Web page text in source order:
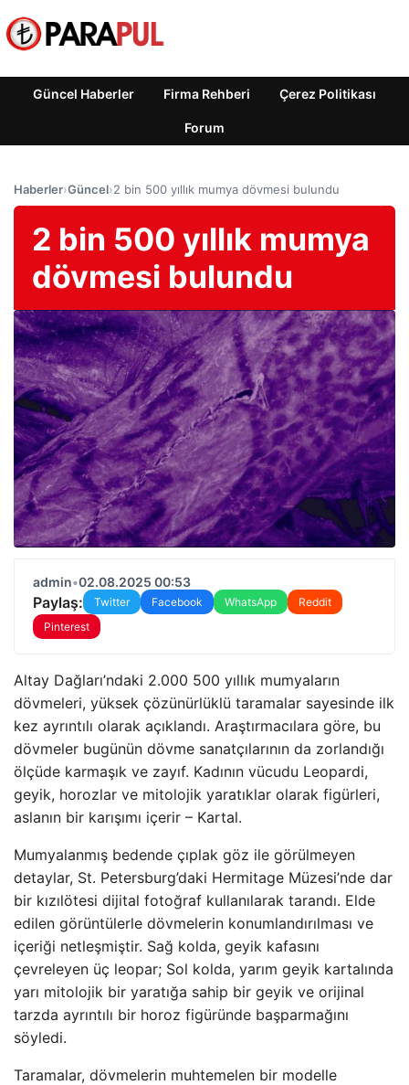
Güncel Haberler Firma Rehberi Çerez Politikası
Forum
Haberler›Güncel›2 bin 500 yıllık mumya dövmesi bulundu
2 bin 500 yıllık mumya
dövmesi bulundu
admin•02.08.2025 00:53
Paylaş: Twitter Facebook WhatsApp
Reddit
Pinterest
Altay Dağları’ndaki 2.000 500 yıllık mumyaların
dövmeleri, yüksek çözünürlüklü taramalar sayesinde ilk
kez ayrıntılı olarak açıklandı. Araştırmacılara göre, bu
dövmeler bugünün dövme sanatçılarının da zorlandığı
ölçüde karmaşık ve zayıf. Kadının vücudu Leopardi,
geyik, horozlar ve mitolojik yaratıklar olarak figürleri,
aslanın bir karışımı içerir – Kartal.
Mumyalanmış bedende çıplak göz ile görülmeyen
detaylar, St. Petersburg’daki Hermitage Müzesi’nde dar
bir kızılötesi dijital fotoğraf kullanılarak tarandı. Elde
edilen görüntülerle dövmelerin konumlandırılması ve
içeriği netleşmiştir. Sağ kolda, geyik kafasını
çevreleyen üç leopar; Sol kolda, yarım geyik kartalında
yarı mitolojik bir yaratığa sahip bir geyik ve orijinal
tarzda ayrıntılı bir horoz figüründe başparmağını
söyledi.
Taramalar, dövmelerin muhtemelen bir modelle